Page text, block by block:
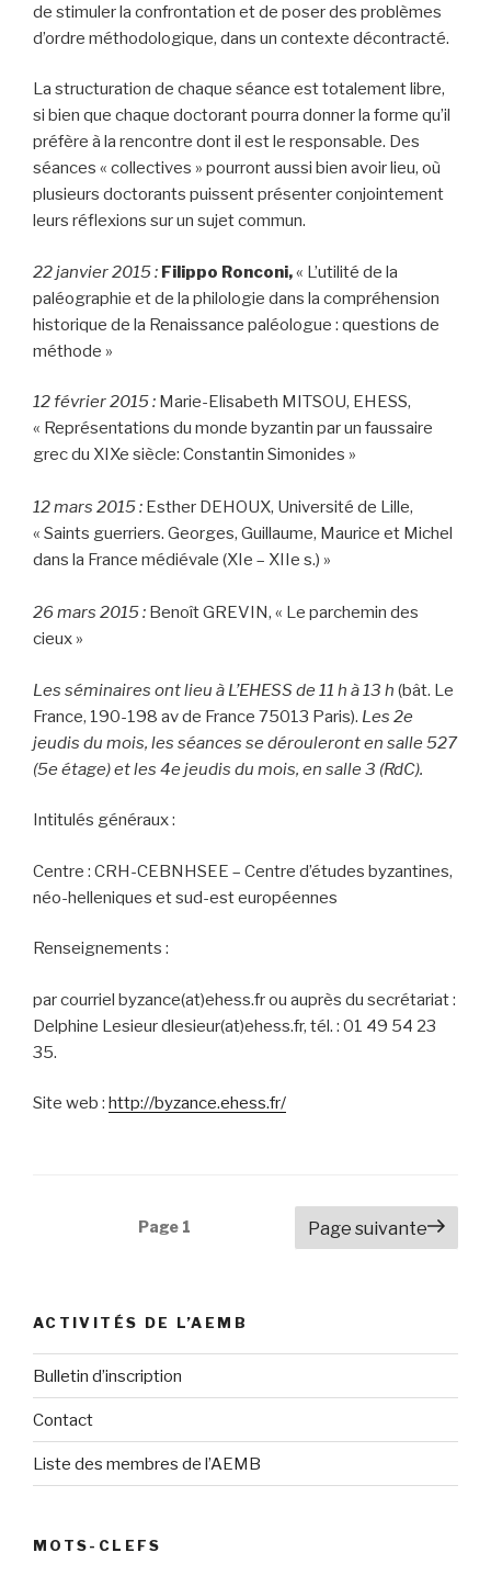
de stimuler la confrontation et de poser des problèmes
d’ordre méthodologique, dans un contexte décontracté.
La structuration de chaque séance est totalement libre,
si bien que chaque doctorant pourra donner la forme qu’il
préfère à la rencontre dont il est le responsable. Des
séances « collectives » pourront aussi bien avoir lieu, où
plusieurs doctorants puissent présenter conjointement
leurs réflexions sur un sujet commun.
22 janvier 2015 : Filippo Ronconi,« L’utilité de la
paléographie et de la philologie dans la compréhension
historique de la Renaissance paléologue : questions de
méthode »
12 février 2015 : Marie-Elisabeth MITSOU, EHESS,
« Représentations du monde byzantin par un faussaire
grec du XIXe siècle: Constantin Simonides »
12 mars 2015 : Esther DEHOUX, Université de Lille,
« Saints guerriers. Georges, Guillaume, Maurice et Michel
dans la France médiévale (XIe – XIIe s.) »
26 mars 2015 : Benoît GREVIN, « Le parchemin des
cieux »
Les séminaires ont lieu à L’EHESS de 11 h à 13 h (bât. Le
France, 190-198 av de France 75013 Paris). Les 2e
jeudis du mois, les séances se dérouleront en salle 527
(5e étage) et les 4e jeudis du mois, en salle 3 (RdC).
Intitulés généraux :
Centre : CRH-CEBNHSEE – Centre d’études byzantines,
néo-helleniques et sud-est européennes
Renseignements :
par courriel byzance(at)ehess.fr ou auprès du secrétariat :
Delphine Lesieur dlesieur(at)ehess.fr, tél. : 01 49 54 23
35.
Site web : http://byzance.ehess.fr/
NavigationPage 1 Page suivante
ACTIVITÉS DE L’AEMB
Bulletin d’inscription
Contact
Liste des membres de l’AEMB
MOTS-CLEFS